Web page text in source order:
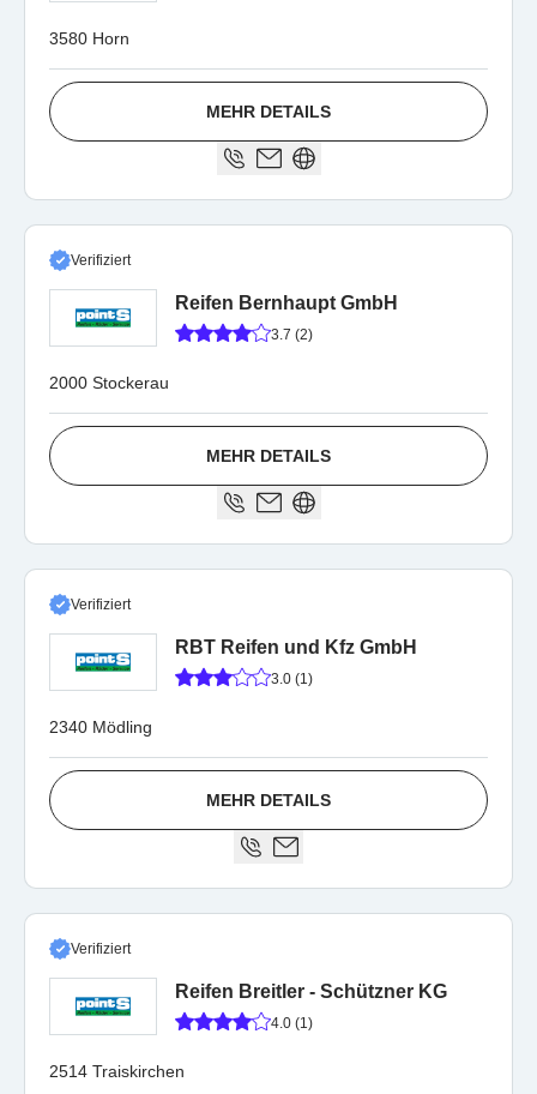
3580 Horn
MEHR DETAILS
Verifiziert
Reifen Bernhaupt GmbH
3.7 (2)
2000 Stockerau
MEHR DETAILS
Verifiziert
RBT Reifen und Kfz GmbH
3.0 (1)
2340 Mödling
MEHR DETAILS
Verifiziert
Reifen Breitler - Schützner KG
4.0 (1)
2514 Traiskirchen